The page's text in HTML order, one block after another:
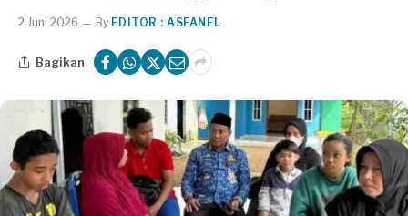
2 Juni 2026 By EDITOR : ASFANEL
Bagikan